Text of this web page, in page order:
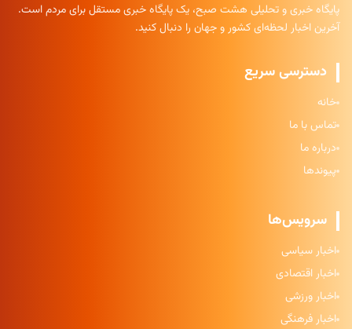
پایگاه خبری و تحلیلی هشت صبح، یک پایگاه خبری مستقل برای مردم است.
آخرین اخبار لحظه‌ای کشور و جهان را دنبال کنید.
دسترسی سریع
خانه
تماس با ما
درباره ما
پیوندها
سرویس‌ها
اخبار سیاسی
اخبار اقتصادی
اخبار ورزشی
اخبار فرهنگی